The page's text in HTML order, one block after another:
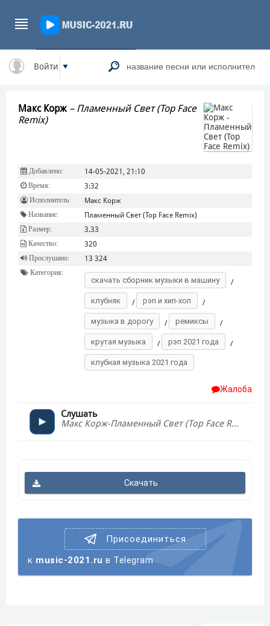
Войти
Макс Корж – Пламенный Свет (Top Face
Remix)
Добавлено: 14-05-2021, 21:10
Время: 3:32
Исполнитель: Макс Корж
Название: Пламенный Свет (Top Face Remix)
Размер: 3.33
Качество: 320
Прослушано: 13 324
Категория:
скачать сборник музыки в машину /
клубняк / рэп и хип-хоп /
музыка в дорогу / ремиксы /
крутая музыка / рэп 2021 года /
клубная музыка 2021 года
Жалоба
Слушать
Макс Корж-Пламенный Свет (Top Face Remix)
Скачать
Присоединиться
к music-2021.ru в Telegram